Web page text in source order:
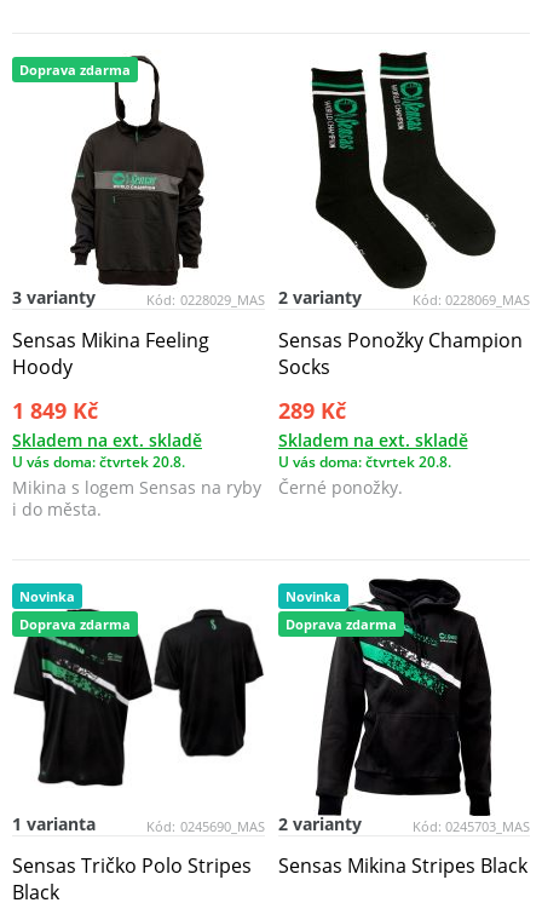
Doprava zdarma
Kód: 0228029_MAS
3 varianty
Sensas Mikina Feeling
Hoody
1 849 Kč
Skladem na ext. skladě
U vás doma: čtvrtek 20.8.
Mikina s logem Sensas na ryby
i do města.
Kód: 0228069_MAS
2 varianty
Sensas Ponožky Champion
Socks
289 Kč
Skladem na ext. skladě
U vás doma: čtvrtek 20.8.
Černé ponožky.
Novinka
Doprava zdarma
Kód: 0245690_MAS
1 varianta
Sensas Tričko Polo Stripes
Black
Novinka
Doprava zdarma
Kód: 0245703_MAS
2 varianty
Sensas Mikina Stripes Black